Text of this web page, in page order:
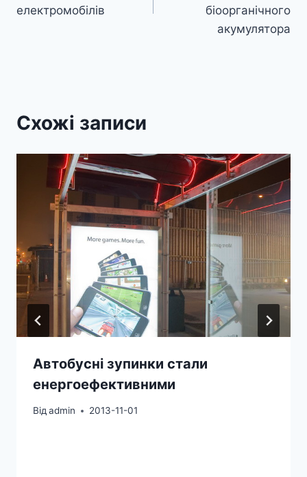
електромобілів
біоорганічного
акумулятора
Схожі записи
Автобусні зупинки стали
енергоефективними
Відadmin 2013-11-01